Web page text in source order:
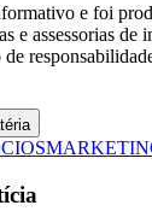
e foi
e assessorias de